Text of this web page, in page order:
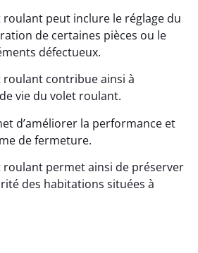
roulant peut inclure le réglage du
de certaines pièces ou le
défectueux.
roulant contribue ainsi à
vie du volet roulant.
d’améliorer la performance et
de fermeture.
roulant permet ainsi de préserver
des habitations situées à